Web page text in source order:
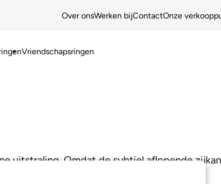
Over onsWerken bijContactOnze
Vriendschapsringen
uitstraling. Omdat de subtiel aflopende